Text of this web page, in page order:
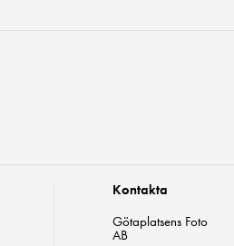
Kontakta
Götaplatsens Foto
AB